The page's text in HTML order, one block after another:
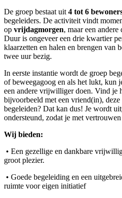
De groep bestaat uit 4 tot 6
begeleiders. De activiteit vindt
op vrijdagmorgen, maar een
Duur is ongeveer een drie kwartier
klaarzetten en halen en brengen van
twee uur bezig.
In eerste instantie wordt de groep
of beweegagoog en als het lukt, kun
een andere vrijwilliger doen. Vind je
bijvoorbeeld met een vriend(in), deze
begeleiden? Dat kan dus! Je wordt
ondersteund, zodat je met
Wij bieden:
• Een gezellige en dankbare
groot plezier.
• Goede begeleiding en een
ruimte voor eigen initiatief